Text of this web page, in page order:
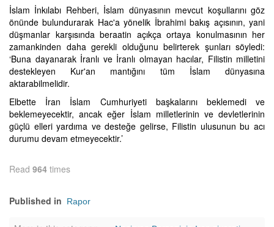
İslam İnkılabı Rehberi, İslam dünyasının mevcut koşullarını göz
önünde bulundurarak Hac'a yönelik İbrahimi bakış açısının, yani
düşmanlar karşısında beraatin açıkça ortaya konulmasının her
zamankinden daha gerekli olduğunu belirterek şunları söyledi:
‘Buna dayanarak İranlı ve İranlı olmayan hacılar, Filistin milletini
destekleyen Kur'an mantığını tüm İslam dünyasına
aktarabilmelidir.
Elbette İran İslam Cumhuriyeti başkalarını beklemedi ve
beklemeyecektir, ancak eğer İslam milletlerinin ve devletlerinin
güçlü elleri yardıma ve desteğe gelirse, Filistin ulusunun bu acı
durumu devam etmeyecektir.’
Read 964 times
Published in Rapor